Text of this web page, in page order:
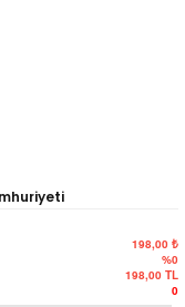
198,00 ₺
%0
198,00 TL
0